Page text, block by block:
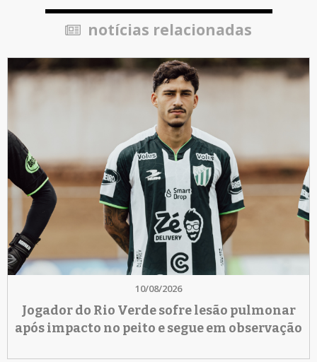
notícias relacionadas
10/08/2026
Jogador do Rio Verde sofre lesão pulmonar
após impacto no peito e segue em observação